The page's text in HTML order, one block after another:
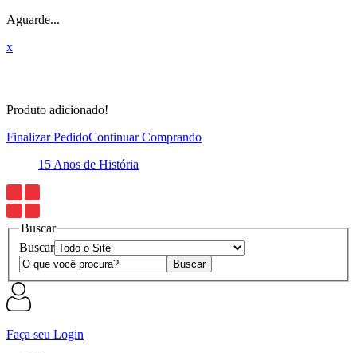
Aguarde...
x
Produto adicionado!
Finalizar PedidoContinuar Comprando
15 Anos de História
Buscar
Buscar
Faça seu Login